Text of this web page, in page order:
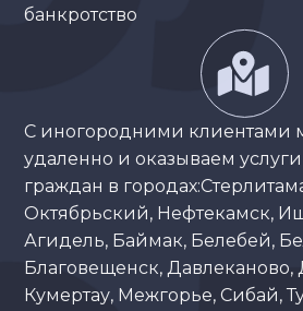
банкротство
С иногородними клиентами
удаленно и оказываем
граждан в
Октябрьский, Нефтекамск,
Агидель, Баймак, Белебей,
Благовещенск,
Кумертау, Межгорье, Сибай,